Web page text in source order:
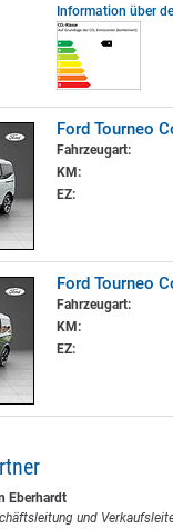
Information über
Ford Tourneo
Fahrzeugart:
KM:
EZ:
Ford Tourneo
Fahrzeugart:
KM:
EZ:
Eberhardt
und